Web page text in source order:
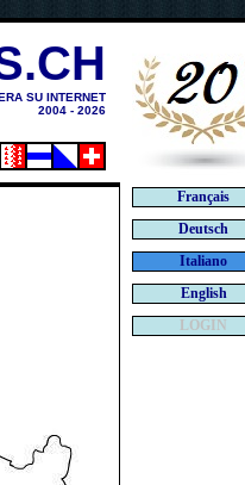
SU INTERNET
2004 - 2026
Français
Deutsch
Italiano
English
LOGIN